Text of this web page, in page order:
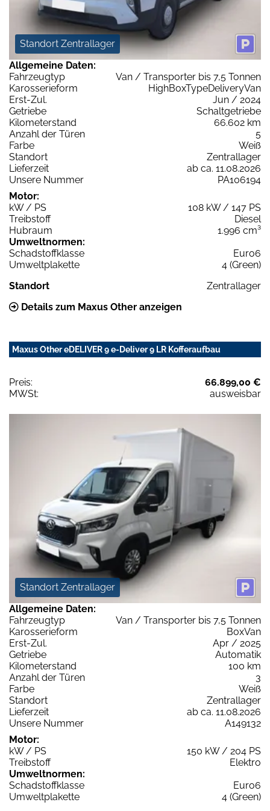
Standort Zentrallager
Allgemeine Daten:
Fahrzeugtyp
Van / Transporter bis 7,5 Tonnen
Karosserieform
HighBoxTypeDeliveryVan
Erst-Zul.
Jun / 2024
Getriebe
Schaltgetriebe
Kilometerstand
66.602 km
Anzahl der Türen
5
Farbe
Weiß
Standort
Zentrallager
Lieferzeit
ab ca. 11.08.2026
Unsere Nummer
PA106194
Motor:
kW / PS
108 kW / 147 PS
Treibstoff
Diesel
Hubraum
1.996 cm³
Umweltnormen:
Schadstoffklasse
Euro6
Umweltplakette
4 (Green)
Standort
Zentrallager
Details zum Maxus Other anzeigen
Maxus Other eDELIVER 9 e-Deliver 9 LR Kofferaufbau
Preis:
66.899,00 €
MWSt:
ausweisbar
Standort Zentrallager
Allgemeine Daten:
Fahrzeugtyp
Van / Transporter bis 7,5 Tonnen
Karosserieform
BoxVan
Erst-Zul.
Apr / 2025
Getriebe
Automatik
Kilometerstand
100 km
Anzahl der Türen
3
Farbe
Weiß
Standort
Zentrallager
Lieferzeit
ab ca. 11.08.2026
Unsere Nummer
A149132
Motor:
kW / PS
150 kW / 204 PS
Treibstoff
Elektro
Umweltnormen:
Schadstoffklasse
Euro6
Umweltplakette
4 (Green)